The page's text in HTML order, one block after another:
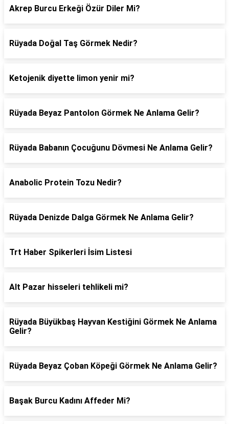
Akrep Burcu Erkeği Özür Diler Mi?
Rüyada Doğal Taş Görmek Nedir?
Ketojenik diyette limon yenir mi?
Rüyada Beyaz Pantolon Görmek Ne Anlama Gelir?
Rüyada Babanın Çocuğunu Dövmesi Ne Anlama Gelir?
Anabolic Protein Tozu Nedir?
Rüyada Denizde Dalga Görmek Ne Anlama Gelir?
Trt Haber Spikerleri İsim Listesi
Alt Pazar hisseleri tehlikeli mi?
Rüyada Büyükbaş Hayvan Kestiğini Görmek Ne Anlama
Gelir?
Rüyada Beyaz Çoban Köpeği Görmek Ne Anlama Gelir?
Başak Burcu Kadını Affeder Mi?